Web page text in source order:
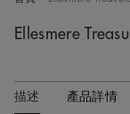
Ellesmere
描述 產品詳情